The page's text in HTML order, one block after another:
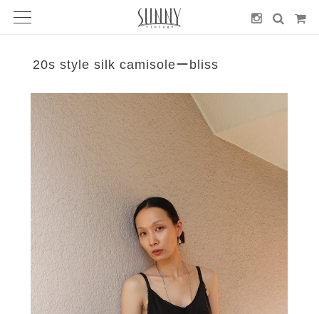
20s style silk camisoleーbliss